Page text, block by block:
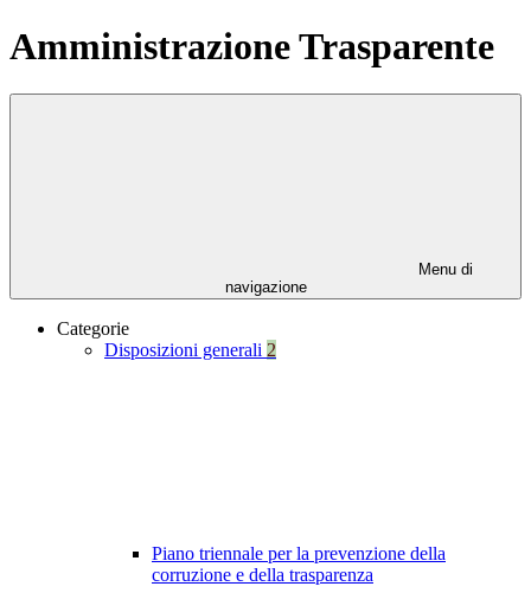
Amministrazione Trasparente
Menu di
navigazione
Categorie
Disposizioni generali 2
Piano triennale per la prevenzione della
corruzione e della trasparenza